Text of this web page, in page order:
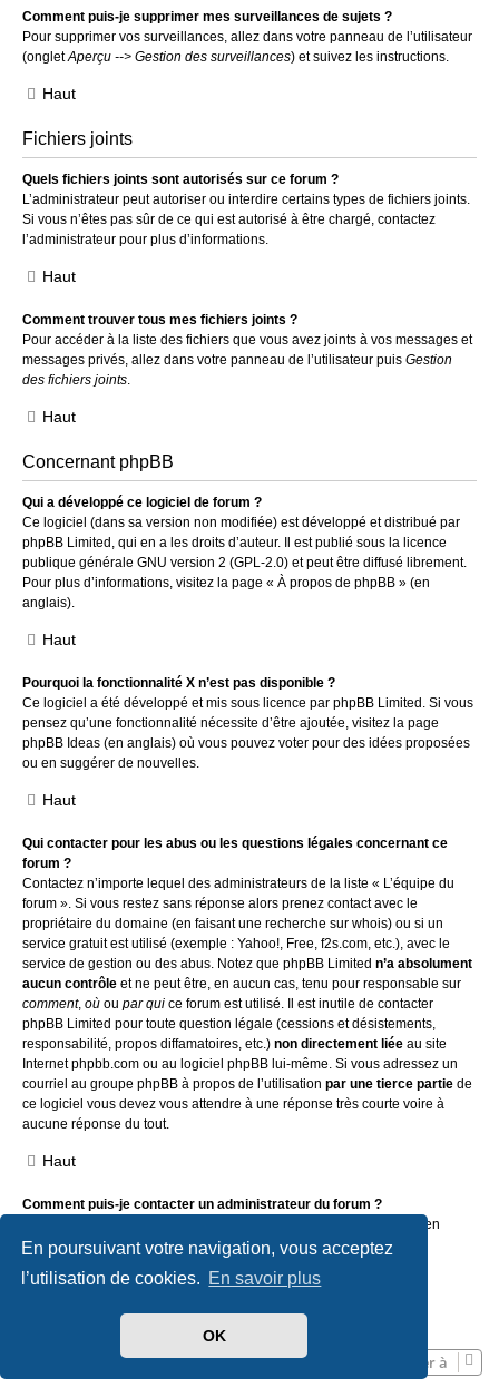
En poursuivant votre navigation, vous acceptez
l’utilisation de cookies. En savoir plus
OK
Comment puis-je supprimer mes surveillances de sujets ?
Pour supprimer vos surveillances, allez dans votre panneau de l’utilisateur
(ongletAperçu --> Gestion des surveillances) et suivez les instructions.
Haut
Fichiers joints
Quels fichiers joints sont autorisés sur ce forum ?
L’administrateur peut autoriser ou interdire certains types de fichiers joints.
Si vous n’êtes pas sûr de ce qui est autorisé à être chargé, contactez
l’administrateur pour plus d’informations.
Haut
Comment trouver tous mes fichiers joints ?
Pour accéder à la liste des fichiers que vous avez joints à vos messages et
messages privés, allez dans votre panneau de l’utilisateur puis Gestion
des fichiers joints.
Haut
Concernant phpBB
Qui a développé ce logiciel de forum ?
Ce logiciel (dans sa version non modifiée) est développé et distribué par
phpBB Limited , qui en a les droits d’auteur. Il est publié sous la licence
publique générale GNU version 2 (GPL-2.0) et peut être diffusé librement.
Pour plus d’informations, visitez la page « À propos de phpBB » (en
anglais).
Haut
Pourquoi la fonctionnalité X n’est pas disponible ?
Ce logiciel a été développé et mis sous licence par phpBB Limited. Si vous
pensez qu’une fonctionnalité nécessite d’être ajoutée, visitez la page
phpBB Ideas (en anglais) où vous pouvez voter pour des idées proposées
ou en suggérer de nouvelles.
Haut
Qui contacter pour les abus ou les questions légales concernant ce
forum ?
Contactez n’importe lequel des administrateurs de la liste « L’équipe du
forum ». Si vous restez sans réponse alors prenez contact avec le
propriétaire du domaine (en faisant une recherche sur whois) ou si un
service gratuit est utilisé (exemple : Yahoo!, Free, f2s.com, etc.), avec le
service de gestion ou des abus. Notez que phpBB Limited n’a absolument
aucun contrôle et ne peut être, en aucun cas, tenu pour responsable sur
comment, où ou par qui ce forum est utilisé. Il est inutile de contacter
phpBB Limited pour toute question légale (cessions et désistements,
responsabilité, propos diffamatoires, etc.) non directement liée au site
Internet phpbb.com ou au logiciel phpBB lui-même. Si vous adressez un
courriel au groupe phpBB à propos de l’utilisation par une tierce partie de
ce logiciel vous devez vous attendre à une réponse très courte voire à
aucune réponse du tout.
Haut
Comment puis-je contacter un administrateur du forum ?
Pour l’ensemble des utilisateurs du forum, vous pouvez utiliser le lien
« Nous contacter », si ce dernier a été activé par un administrateur.
« L’équipe du forum ».
Aller à